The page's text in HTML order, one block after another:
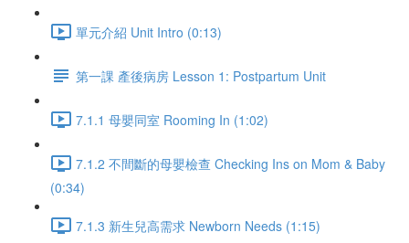
單元介紹 Unit Intro (0:13)
第一課 產後病房 Lesson 1: Postpartum Unit
7.1.1 母嬰同室 Rooming In (1:02)
7.1.2 不間斷的母嬰檢查 Checking Ins on Mom & Baby
(0:34)
7.1.3 新生兒高需求 Newborn Needs (1:15)